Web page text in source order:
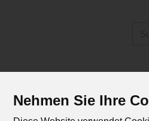
Nehmen Sie Ihre
GEMÜSE OBST BACKWAREN